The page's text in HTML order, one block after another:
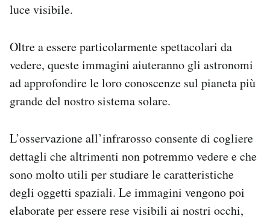
luce visibile.
Oltre a essere particolarmente spettacolari da
vedere, queste immagini aiuteranno gli astronomi
ad approfondire le loro conoscenze sul pianeta più
grande del nostro sistema solare.
L’osservazione all’infrarosso consente di cogliere
dettagli che altrimenti non potremmo vedere e che
sono molto utili per studiare le caratteristiche
degli oggetti spaziali. Le immagini vengono poi
elaborate per essere rese visibili ai nostri occhi,